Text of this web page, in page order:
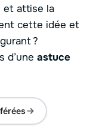
et attise la
cette idée et
?
d’une astuce